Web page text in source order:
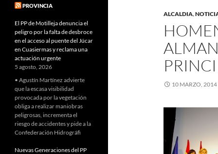
ALCALDIA,
10 MARZO, 2014
PROVINCIA
El PP de Motilleja denuncia el
peligro por la falta de desbroce
en el acceso al puente del Júcar
en Cuasiermas y reclama una
actuación urgente
5 agosto, 2026
• Agustín Martínez advierte
que la escasa visibilidad
provocada por la vegetación
obliga a realizar maniobras
peligrosas, incrementa el
riesgo de accidentes y pide a la
Confederación Hidrográfi
Nuevas Generaciones del PP